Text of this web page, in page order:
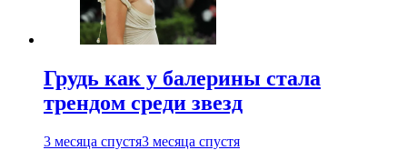
Грудь как у балерины стала
трендом среди звезд
3 месяца спустя3 месяца спустя